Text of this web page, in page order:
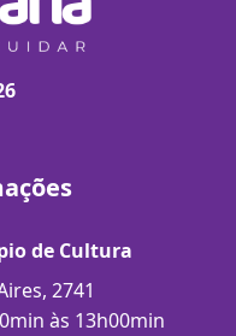
de Cultura
2741
às 13h00min